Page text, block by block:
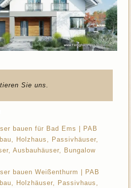
Sie uns.
bauen für Bad Ems | PAB
Holzhaus, Passivhäuser,
Ausbauhäuser, Bungalow
bauen Weißenthurm | PAB
Holzhäuser, Passivhaus,